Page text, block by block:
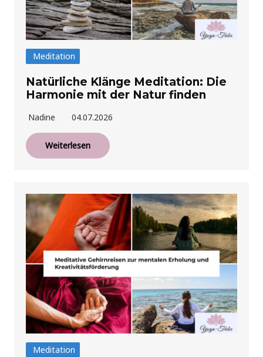
Meditation
Natürliche Klänge Meditation: Die
Harmonie mit der Natur finden
Nadine 04.07.2026
Weiterlesen
Meditation